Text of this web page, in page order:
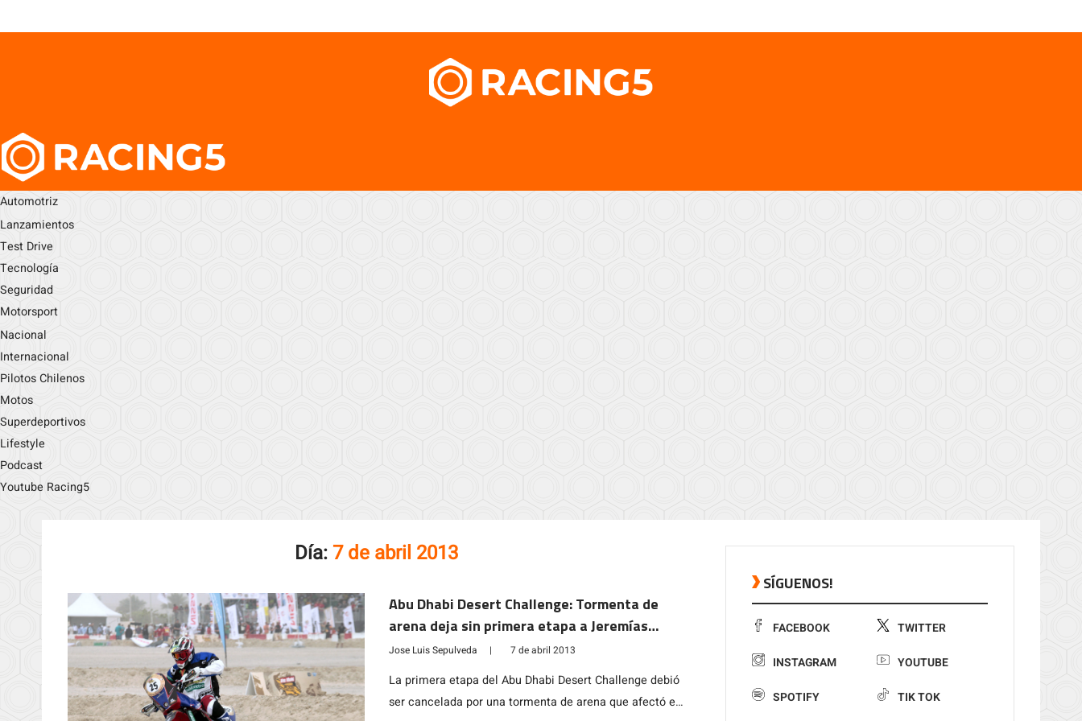
Automotriz
Lanzamientos
Test Drive
Tecnología
Seguridad
Motorsport
Nacional
Internacional
Pilotos Chilenos
Motos
Superdeportivos
Lifestyle
Podcast
Youtube Racing5
Día: 7 de abril 2013
Abu Dhabi Desert Challenge: Tormenta de
arena deja sin primera etapa a Jeremías
Israel
Jose Luis Sepulveda | 7 de abril 2013
La primera etapa del Abu Dhabi Desert Challenge debió
ser cancelada por una tormenta de arena que afectó el
SÍGUENOS!
FACEBOOK TWITTER
INSTAGRAM YOUTUBE
SPOTIFY TIK TOK